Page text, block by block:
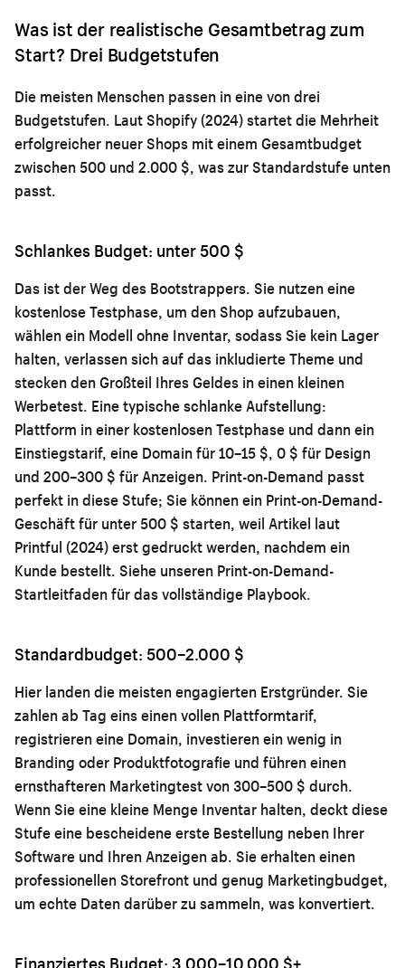
Was ist der realistische Gesamtbetrag zum
Start? Drei Budgetstufen
Die meisten Menschen passen in eine von drei
Budgetstufen. Laut Shopify (2024) startet die Mehrheit
erfolgreicher neuer Shops mit einem Gesamtbudget
zwischen 500 und 2.000 $, was zur Standardstufe unten
passt.
Schlankes Budget: unter 500 $
Das ist der Weg des Bootstrappers. Sie nutzen eine
kostenlose Testphase, um den Shop aufzubauen,
wählen ein Modell ohne Inventar, sodass Sie kein Lager
halten, verlassen sich auf das inkludierte Theme und
stecken den Großteil Ihres Geldes in einen kleinen
Werbetest. Eine typische schlanke Aufstellung:
Plattform in einer kostenlosen Testphase und dann ein
Einstiegstarif, eine Domain für 10–15 $, 0 $ für Design
und 200–300 $ für Anzeigen. Print-on-Demand passt
perfekt in diese Stufe; Sie können ein Print-on-Demand-
Geschäft für unter 500 $ starten, weil Artikel laut
Printful (2024) erst gedruckt werden, nachdem ein
Kunde bestellt. Siehe unseren Print-on-Demand-
Startleitfadenfür das vollständige Playbook.
Standardbudget: 500–2.000 $
Hier landen die meisten engagierten Erstgründer. Sie
zahlen ab Tag eins einen vollen Plattformtarif,
registrieren eine Domain, investieren ein wenig in
Branding oder Produktfotografie und führen einen
ernsthafteren Marketingtest von 300–500 $ durch.
Wenn Sie eine kleine Menge Inventar halten, deckt diese
Stufe eine bescheidene erste Bestellung neben Ihrer
Software und Ihren Anzeigen ab. Sie erhalten einen
professionellen Storefront und genug Marketingbudget,
um echte Daten darüber zu sammeln, was konvertiert.
Finanziertes Budget: 3.000–10.000 $+